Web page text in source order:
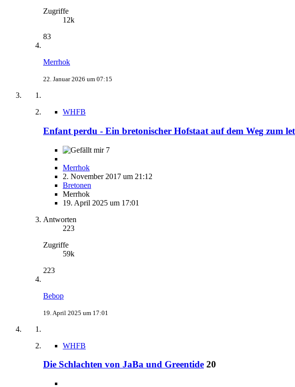
Zugriffe
12k
83
Merrhok
22. Januar 2026 um 07:15
WHFB
Enfant perdu - Ein bretonischer Hofstaat auf dem Weg zum
7
Merrhok
2. November 2017 um 21:12
Bretonen
Merrhok
19. April 2025 um 17:01
Antworten
223
Zugriffe
59k
223
Bebop
19. April 2025 um 17:01
WHFB
Die Schlachten von JaBa und Greentide 20